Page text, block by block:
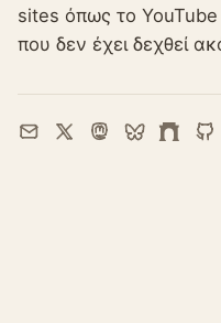
sites όπως το
που δεν έχει δεχθεί
Email
X Mastodon
Bluesky